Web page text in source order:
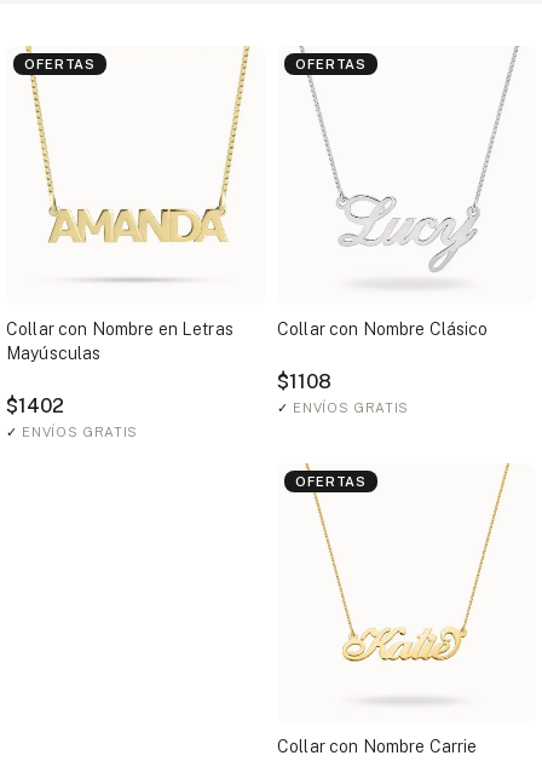
OFERTAS
Collar con Nombre en Letras
Mayúsculas
$1402
✓ ENVÍOS GRATIS
OFERTAS
Collar con Nombre Clásico
$1108
✓ ENVÍOS GRATIS
OFERTAS
Collar con Nombre Carrie